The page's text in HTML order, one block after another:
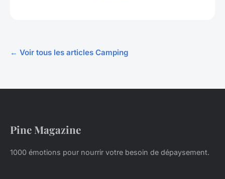
← Voir tous les articles Camping
Pine Magazine
1000 émotions pour nourrir votre besoin de dépaysement.